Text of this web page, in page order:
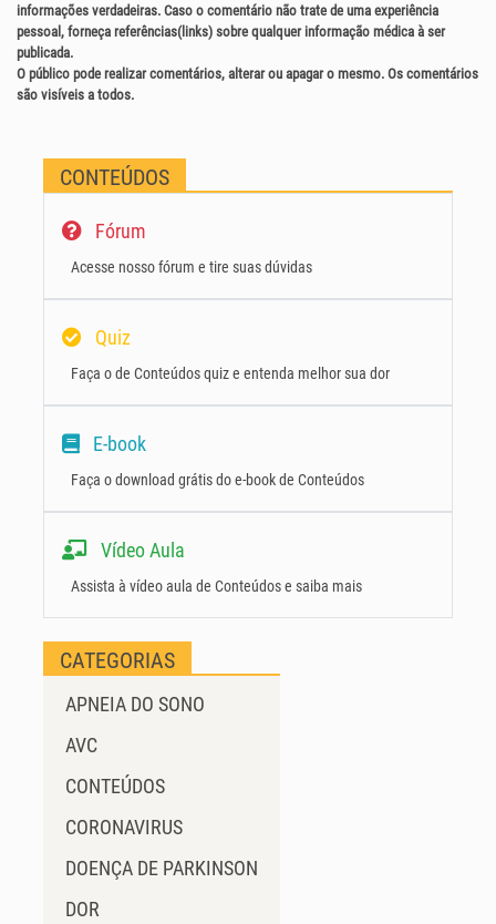
informações verdadeiras. Caso o comentário não trate de uma experiência
pessoal, forneça referências(links) sobre qualquer informação médica à ser
publicada.
O público pode realizar comentários, alterar ou apagar o mesmo. Os comentários
são visíveis a todos.
CONTEÚDOS
Fórum
Acesse nosso fórum e tire suas dúvidas
Quiz
Faça o de Conteúdos quiz e entenda melhor sua dor
E-book
Faça o download grátis do e-book de Conteúdos
Vídeo Aula
Assista à vídeo aula de Conteúdos e saiba mais
CATEGORIAS
APNEIA DO SONO
AVC
CONTEÚDOS
CORONAVIRUS
DOENÇA DE PARKINSON
DOR